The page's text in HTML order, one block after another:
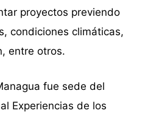
proyectos previendo
condiciones climáticas,
entre otros.
fue sede del
Experiencias de los